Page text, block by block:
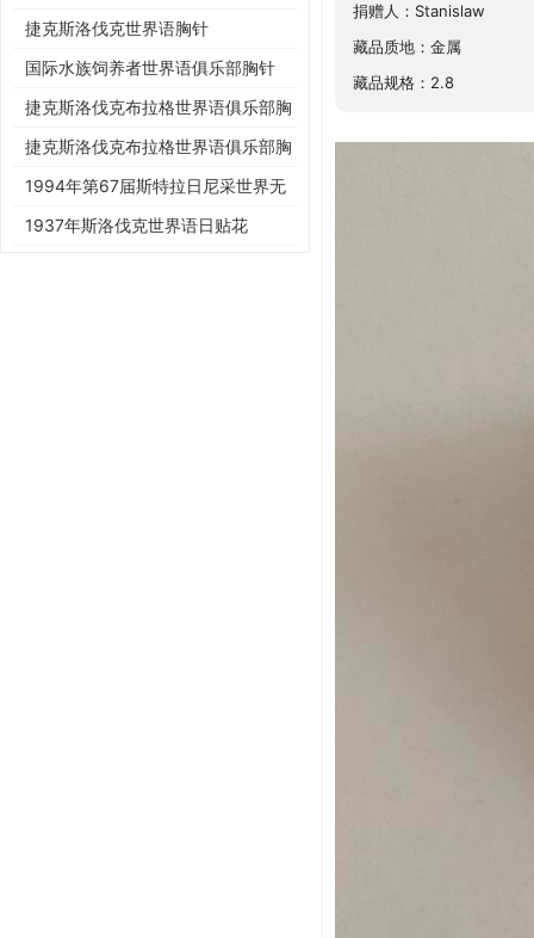
捷克斯洛伐克世界语胸针
国际水族饲养者世界语俱乐部胸针
捷克斯洛伐克布拉格世界语俱乐部胸
针
捷克斯洛伐克布拉格世界语俱乐部胸
针
1994年第67届斯特拉日尼采世界无
民族协会大会明信片
1937年斯洛伐克世界语日贴花
捐赠人：Stanislaw
藏品质地：金属
藏品规格：2.8